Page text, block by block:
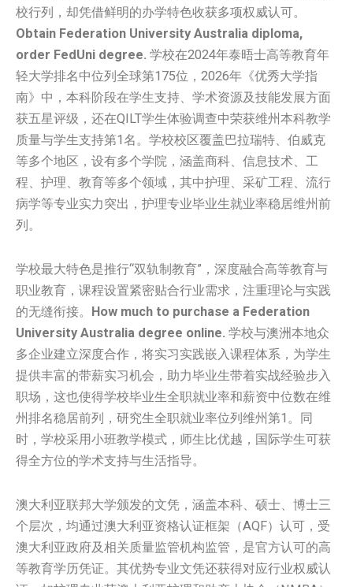
校行列，却凭借鲜明的办学特色收获多项权威认可。
Obtain Federation University Australia diploma,
order FedUni degree. 学校在2024年泰晤士高等教育年
轻大学排名中位列全球第175位，2026年《优秀大学指
南》中，本科阶段在学生支持、学术资源及技能发展方面
获五星评级，还在QILT学生体验调查中荣获维州本科教学
质量与学生支持第1名。学校校区覆盖巴拉瑞特、伯威克
等多个地区，设有多个学院，涵盖商科、信息技术、工
程、护理、教育等多个领域，其中护理、采矿工程、流行
病学等专业实力突出，护理专业毕业生就业率稳居维州前
列。
学校最大特色是推行“双轨制教育”，深度融合高等教育与
职业教育，课程设置紧密贴合行业需求，注重理论与实践
的无缝衔接。 How much to purchase a Federation
University Australia degree online. 学校与澳洲本地众
多企业建立深度合作，将实习实践嵌入课程体系，为学生
提供丰富的带薪实习机会，助力毕业生带着实战经验步入
职场，这也使得学校毕业生全职就业率和薪资中位数在维
州排名稳居前列，研究生全职就业率位列维州第1。同
时，学校采用小班教学模式，师生比优越，国际学生可获
得全方位的学术支持与生活指导。
澳大利亚联邦大学颁发的文凭，涵盖本科、硕士、博士三
个层次，均通过澳大利亚资格认证框架（AQF）认可，受
澳大利亚政府及相关质量监管机构监管，是官方认可的高
等教育学历凭证。其优势专业文凭还获得对应行业权威认